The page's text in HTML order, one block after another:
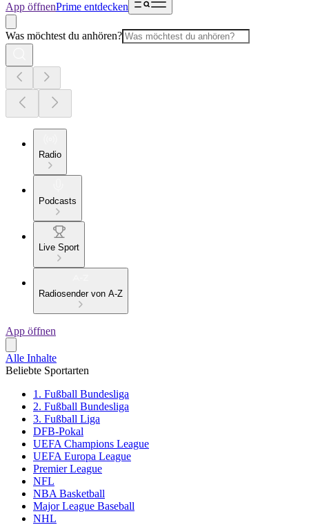
App öffnenPrime entdecken
Was möchtest du anhören?
Radio
Podcasts
Live Sport
Radiosender von A-Z
App öffnen
Alle Inhalte
Beliebte Sportarten
1. Fußball Bundesliga
2. Fußball Bundesliga
3. Fußball Liga
DFB-Pokal
UEFA Champions League
UEFA Europa League
Premier League
NFL
NBA Basketball
Major League Baseball
NHL